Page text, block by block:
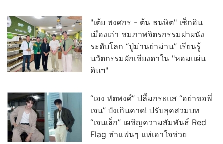
"เต้ย พงศกร - ต้น ธนษิต" เช็กอิน
เมืองเก่า ชมภาพจิตรกรรมฝาผนัง
ระดับโลก “ปู่ม่านย่าม่าน” เรียนรู้
นวัตกรรมผักเชียงดาใน "หอมแผ่น
ดินฯ"
“เฮง ทัตพงศ์” ปลื้มกระแส “อย่าขอพี่
เจน” ปังเกินคาด! ปรับลุคสวมบท
“เจนเล็ก” เผชิญความสัมพันธ์ Red
Flag ทำแฟนๆ แห่เอาใจช่วย